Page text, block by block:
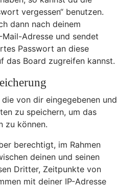
vergessen“ benutzen.
dann nach deinem
Adresse und sendet
Passwort an diese
das Board zugreifen kannst.
von dir eingegebenen und
zu speichern, um das
zu können.
berechtigt, im Rahmen
deinen und seinen
Dritter, Zeitpunkte von
mit deiner IP-Adresse